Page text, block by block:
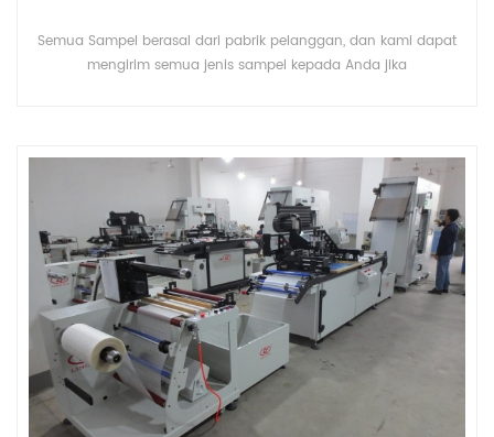
Semua Sampel berasal dari pabrik pelanggan, dan kami dapat
mengirim semua jenis sampel kepada Anda jika